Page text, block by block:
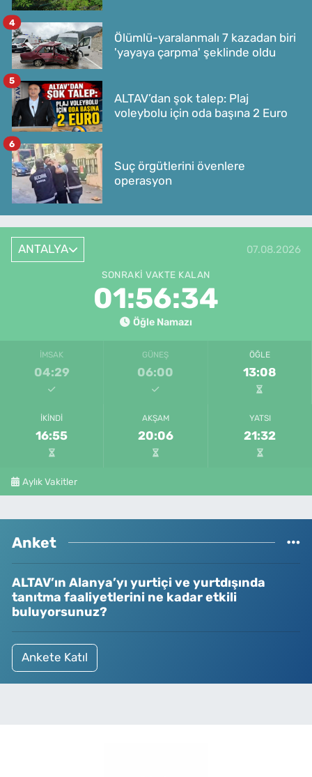
Ölümlü-yaralanmalı 7 kazadan biri
'yayaya çarpma' şeklinde oldu
4
ALTAV’dan şok talep: Plaj
voleybolu için oda başına 2 Euro
5
Suç örgütlerini övenlere
operasyon
6
ANTALYA 07.08.2026
SONRAKI VAKTE KALAN
01:56:34
Öğle Namazı
İMSAK
04:29
GÜNEŞ
06:00
ÖĞLE
13:08
İKINDI
16:55
AKŞAM
20:06
YATSI
21:32
Aylık Vakitler
Anket
ALTAV’ın Alanya’yı yurtiçi ve yurtdışında
tanıtma faaliyetlerini ne kadar etkili
buluyorsunuz?
Ankete Katıl